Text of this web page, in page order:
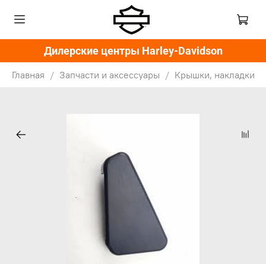
Дилерские центры Harley-Davidson
Главная Запчасти и аксессуары Крышки, накладки